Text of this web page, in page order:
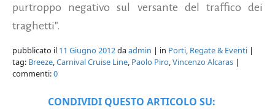
purtroppo negativo sul versante del traffico dei
traghetti".
pubblicato il 11 Giugno 2012daadmin | in Porti, Regate & Eventi |
tag: Breeze,Carnival Cruise Line, Paolo Piro,Vincenzo Alcaras |
commenti:0
CONDIVIDI QUESTO ARTICOLO SU: